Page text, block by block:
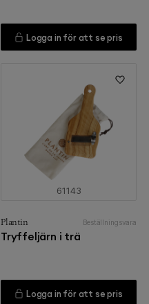
Logga in för att se pris
61143
Plantin Beställningsvara
Tryffeljärn i trä
Logga in för att se pris